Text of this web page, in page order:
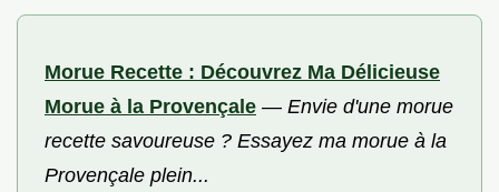
Morue Recette : Découvrez Ma Délicieuse
Morue à la Provençale — Envie d'une morue
recette savoureuse ? Essayez ma morue à la
Provençale plein...